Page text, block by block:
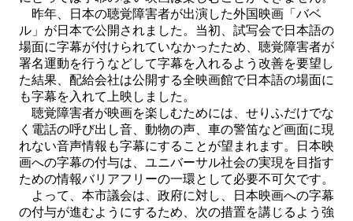
昨年、日本の聴覚障害者が出演した外国映画「バベ
ル」が日本で公開されました。当初、試写会で日本語の
場面に字幕が付けられていなかったため、聴覚障害者が
署名運動を行うなどして字幕を入れるよう改善を要望し
た結果、配給会社は公開する全映画館で日本語の場面に
も字幕を入れて上映しました。
聴覚障害者が映画を楽しむためには、せりふだけでな
く電話の呼び出し音、動物の声、車の警笛など画面に現
れない音声情報も字幕にすることが望まれます。日本映
画への字幕の付与は、ユニバーサル社会の実現を目指す
ための情報バリアフリーの一環として必要不可欠です。
よって、本市議会は、政府に対し、日本映画への字幕
の付与が進むようにするため、次の措置を講じるよう強